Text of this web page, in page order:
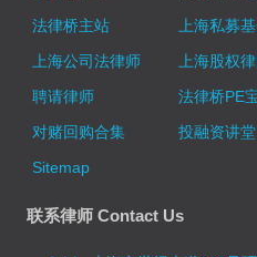
法律桥主站
上海私募
上海公司法律师
上海股权
聘请律师
法律桥PE
对赌回购合集
投融资讲堂
Sitemap
联系律师 Contact Us